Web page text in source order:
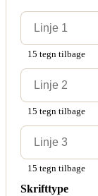
15 tegn tilbage
15 tegn tilbage
15 tegn tilbage
Skrifttype